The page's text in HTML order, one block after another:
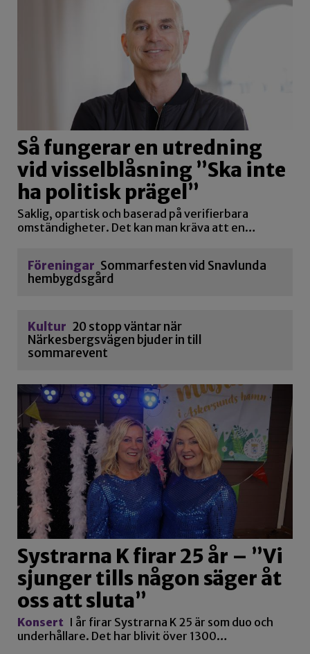
Så fungerar en utredning
vid visselblåsning ”Ska inte
ha politisk prägel”
Saklig, opartisk och baserad på verifierbara
omständigheter. Det kan man kräva att en…
Föreningar Sommarfesten vid Snavlunda
hembygdsgård
Kultur 20 stopp väntar när
Närkesbergsvägen bjuder in till
sommarevent
Systrarna K firar 25 år – ”Vi
sjunger tills någon säger åt
oss att sluta”
Konsert I år firar Systrarna K 25 är som duo och
underhållare. Det har blivit över 1300…